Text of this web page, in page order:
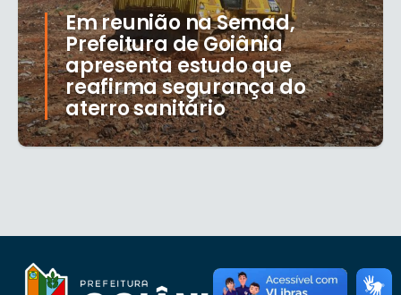
Em reunião na Semad,
Prefeitura de Goiânia
apresenta estudo que
reafirma segurança do
aterro sanitário